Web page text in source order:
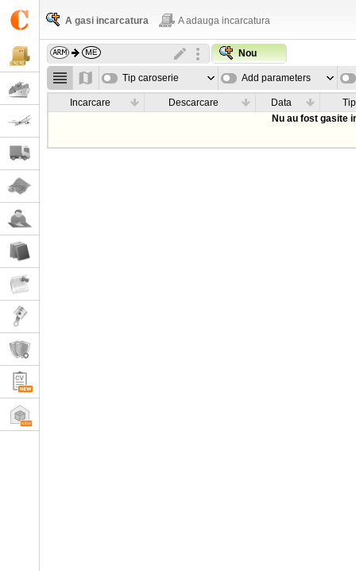
A gasi incarcatura A adauga incarcatura
Nou
Tip caroserie Add parameters
Incarcare Descarcare Data
Nu au fost gasite